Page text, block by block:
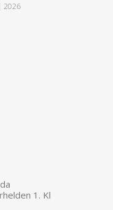
| 2026
1. Kl